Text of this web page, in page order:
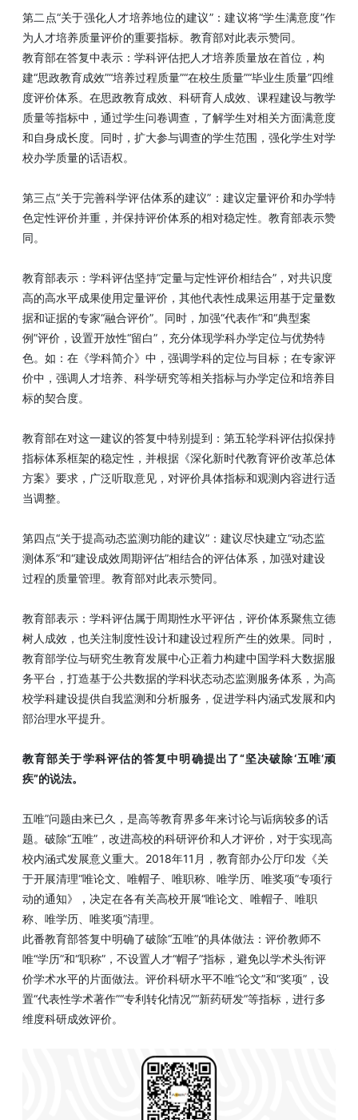
第二点“关于强化人才培养地位的建议”：建议将“学生满意度”作
为人才培养质量评价的重要指标。教育部对此表示赞同。
教育部在答复中表示：学科评估把人才培养质量放在首位，构
建“思政教育成效”“培养过程质量”“在校生质量”“毕业生质量”四维
度评价体系。在思政教育成效、科研育人成效、课程建设与教学
质量等指标中，通过学生问卷调查，了解学生对相关方面满意度
和自身成长度。同时，扩大参与调查的学生范围，强化学生对学
校办学质量的话语权。
第三点“关于完善科学评估体系的建议”：建议定量评价和办学特
色定性评价并重，并保持评价体系的相对稳定性。教育部表示赞
同。
教育部表示：学科评估坚持“定量与定性评价相结合”，对共识度
高的高水平成果使用定量评价，其他代表性成果运用基于定量数
据和证据的专家“融合评价”。同时，加强“代表作”和“典型案
例”评价，设置开放性“留白”，充分体现学科办学定位与优势特
色。如：在《学科简介》中，强调学科的定位与目标；在专家评
价中，强调人才培养、科学研究等相关指标与办学定位和培养目
标的契合度。
教育部在对这一建议的答复中特别提到：第五轮学科评估拟保持
指标体系框架的稳定性，并根据《深化新时代教育评价改革总体
方案》要求，广泛听取意见，对评价具体指标和观测内容进行适
当调整。
第四点“关于提高动态监测功能的建议”：建议尽快建立“动态监
测体系”和“建设成效周期评估”相结合的评估体系，加强对建设
过程的质量管理。教育部对此表示赞同。
教育部表示：学科评估属于周期性水平评估，评价体系聚焦立德
树人成效，也关注制度性设计和建设过程所产生的效果。同时，
教育部学位与研究生教育发展中心正着力构建中国学科大数据服
务平台，打造基于公共数据的学科状态动态监测服务体系，为高
校学科建设提供自我监测和分析服务，促进学科内涵式发展和内
部治理水平提升。
教育部关于学科评估的答复中明确提出了“坚决破除‘五唯’顽
疾”的说法。
五唯”问题由来已久，是高等教育界多年来讨论与诟病较多的话
题。破除“五唯”，改进高校的科研评价和人才评价，对于实现高
校内涵式发展意义重大。2018年11月，教育部办公厅印发《关
于开展清理“唯论文、唯帽子、唯职称、唯学历、唯奖项”专项行
动的通知》，决定在各有关高校开展“唯论文、唯帽子、唯职
称、唯学历、唯奖项”清理。
此番教育部答复中明确了破除“五唯”的具体做法：评价教师不
唯“学历”和“职称”，不设置人才“帽子”指标，避免以学术头衔评
价学术水平的片面做法。评价科研水平不唯“论文”和“奖项”，设
置“代表性学术著作”“专利转化情况”“新药研发”等指标，进行多
维度科研成效评价。